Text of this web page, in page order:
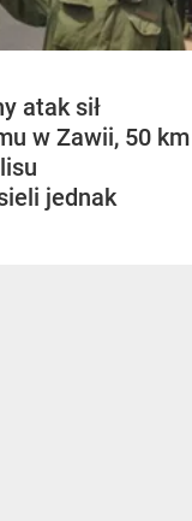
atak sił
w Zawii, 50 km
jednak